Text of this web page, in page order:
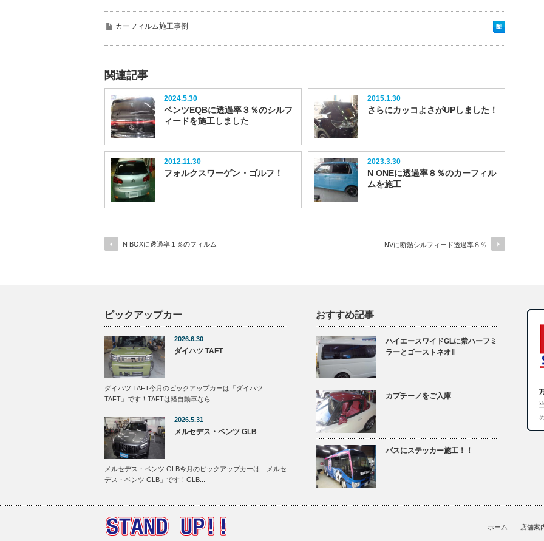
カーフィルム施工事例
関連記事
2024.5.30
ベンツEQBに透過率３％のシルフ
ィードを施工しました
2015.1.30
さらにカッコよさがUPしました！
2012.11.30
フォルクスワーゲン・ゴルフ！
2023.3.30
N ONEに透過率８％のカーフィル
ムを施工
N BOXに透過率１％のフィルム NVに断熱シルフィード透過率８％
ピックアップカー
2026.6.30
ダイハツ TAFT
ダイハツ TAFT今月のピックアップカーは「ダイハツ
TAFT」です！TAFTは軽自動車なら...
2026.5.31
メルセデス・ベンツ GLB
メルセデス・ベンツ GLB今月のピックアップカーは「メルセ
デス・ベンツ GLB」です！GLB...
おすすめ記事
ハイエースワイドGLに紫ハーフミ
ラーとゴーストネオⅡ
カプチーノをご入庫
バスにステッカー施工！！
ホーム 店舗案